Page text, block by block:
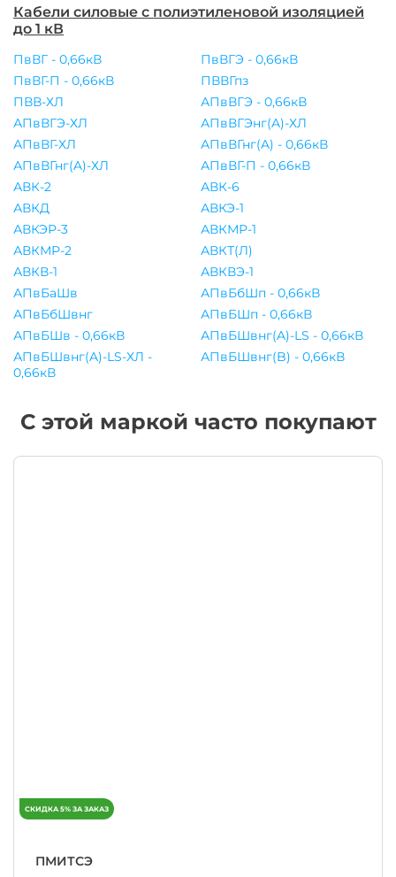
Кабели силовые с полиэтиленовой изоляцией
до 1 кВ
ПвВГ - 0,66кВ
ПвВГЭ - 0,66кВ
ПвВГ-П - 0,66кВ
ПВВГпз
ПВВ-ХЛ
АПвВГЭ - 0,66кВ
АПвВГЭ-ХЛ
АПвВГЭнг(A)-ХЛ
АПвВГ-ХЛ
АПвВГнг(A) - 0,66кВ
АПвВГнг(A)-ХЛ
АПвВГ-П - 0,66кВ
АВК-2
АВК-6
АВКД
АВКЭ-1
АВКЭР-3
АВКМР-1
АВКМР-2
АВКТ(Л)
АВКВ-1
АВКВЭ-1
АПвБаШв
АПвБбШп - 0,66кВ
АПвБбШвнг
АПвБШп - 0,66кВ
АПвБШв - 0,66кВ
АПвБШвнг(A)-LS - 0,66кВ
АПвБШвнг(A)-LS-ХЛ -
0,66кВ
АПвБШвнг(B) - 0,66кВ
С этой маркой часто покупают
ПМИТСЭ